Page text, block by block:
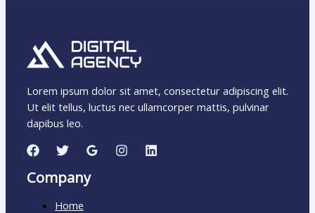
Lorem ipsum dolor sit amet, consectetur adipiscing elit.
Ut elit tellus, luctus nec ullamcorper mattis, pulvinar
dapibus leo.
Company
Home